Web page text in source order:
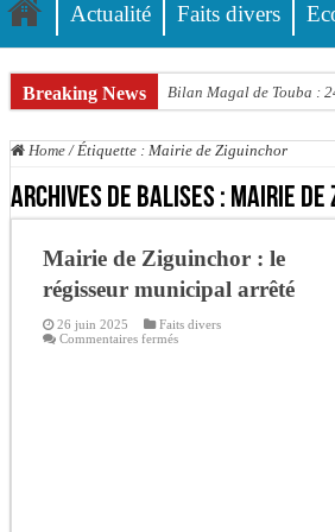
Actualité Faits divers
Breaking News Bilan Magal de Touba :
Prétendu contrat de 50
Assemblée nationale :
Chavirement d’une
Hajj 2027 : le
Home / Étiquette : Mairie de Ziguinchor
Archives de balises : Mairie de
Mairie de Ziguinchor : le
régisseur municipal arrêté
26 juin 2025
Faits divers
Commentaires ferméssur